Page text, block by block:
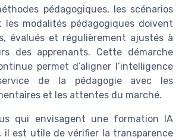
pédagogiques, les scénarios
les modalités pédagogiques doivent
évalués et régulièrement ajustés à
des apprenants. Cette démarche
permet d’aligner l’intelligence
de la pédagogie avec les
et les attentes du marché.
qui envisagent une formation IA
il est utile de vérifier la transparence